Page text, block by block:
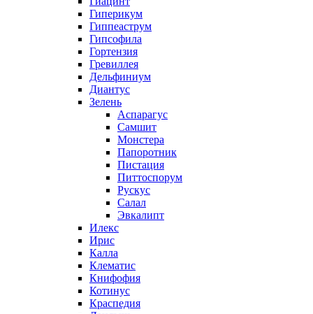
Гиперикум
Гиппеаструм
Гипсофила
Гортензия
Гревиллея
Дельфиниум
Диантус
Зелень
Аспарагус
Самшит
Монстера
Папоротник
Пистация
Питтоспорум
Рускус
Салал
Эвкалипт
Илекс
Ирис
Калла
Клематис
Книфофия
Котинус
Краспедия